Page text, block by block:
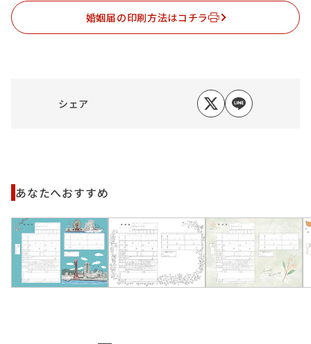
婚姻届の印刷方法はコチラ
シェア
あなたへおすすめ